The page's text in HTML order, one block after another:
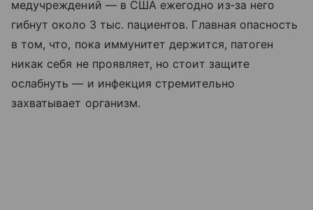
медучреждений — в США ежегодно из‑за него
гибнут около 3 тыс. пациентов. Главная опасность
в том, что, пока иммунитет держится, патоген
никак себя не проявляет, но стоит защите
ослабнуть — и инфекция стремительно
захватывает организм.